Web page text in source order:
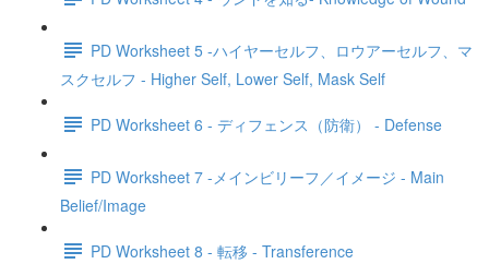
PD Worksheet 5 -ハイヤーセルフ、ロウアーセルフ、マ
スクセルフ - Higher Self, Lower Self, Mask Self
PD Worksheet 6 - ディフェンス（防衛） - Defense
PD Worksheet 7 -メインビリーフ／イメージ - Main
Belief/Image
PD Worksheet 8 - 転移 - Transference